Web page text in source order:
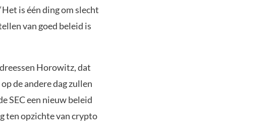
is één ding om slecht
van goed beleid is
Horowitz, dat
de andere dag zullen
SEC een nieuw beleid
ten opzichte van crypto